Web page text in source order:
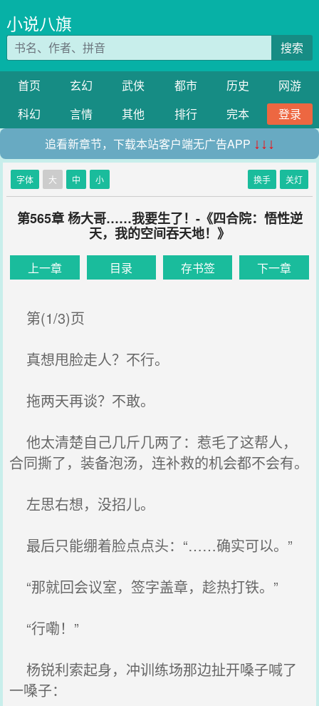
小说八旗
搜索
首页 玄幻 武侠 都市 历史
网游
科幻
言情 其他 排行 完本
登录
追看新章节，下载本站客户端无广告APP ↓↓↓
字体 大 中 小 换手 关灯
第565章 杨大哥……我要生了！-《四合院：悟性逆
天，我的空间吞天地！》
上一章 目录 存书签 下一章
第(1/3)页
真想甩脸走人？不行。
拖两天再谈？不敢。
他太清楚自己几斤几两了：惹毛了这帮人，
合同撕了，装备泡汤，连补救的机会都不会有。
左思右想，没招儿。
最后只能绷着脸点点头：“……确实可以。”
“那就回会议室，签字盖章，趁热打铁。”
“行嘞！”
杨锐利索起身，冲训练场那边扯开嗓子喊了
一嗓子：